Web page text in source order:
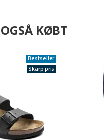
KØBT
Bestseller
Skarp pris